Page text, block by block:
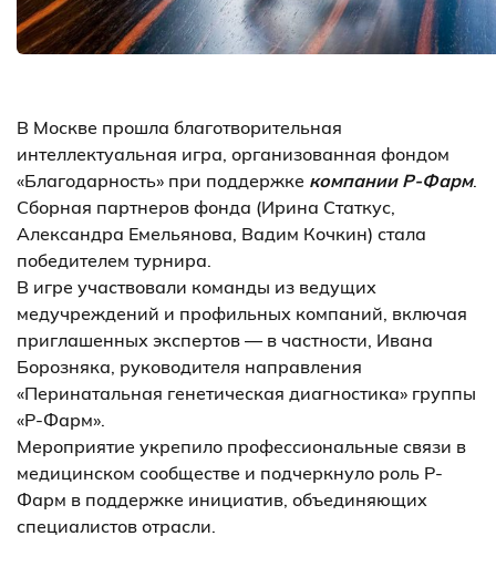
В Москве прошла благотворительная
интеллектуальная игра, организованная фондом
«Благодарность» при поддержке компании P-Фарм.
Сборная партнеров фонда (Ирина Статкус,
Александра Емельянова, Вадим Кочкин) стала
победителем турнира.
В игре участвовали команды из ведущих
медучреждений и профильных компаний, включая
приглашенных экспертов — в частности, Ивана
Борозняка, руководителя направления
«Перинатальная генетическая диагностика» группы
«Р-Фарм».
Мероприятие укрепило профессиональные связи в
медицинском сообществе и подчеркнуло роль Р-
Фарм в поддержке инициатив, объединяющих
специалистов отрасли.